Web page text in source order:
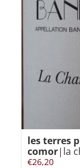
les terres
comor|la
€26,20